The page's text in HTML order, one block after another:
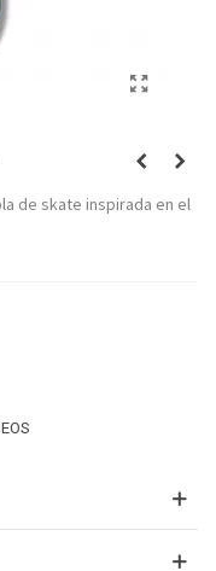
de skate inspirada en el